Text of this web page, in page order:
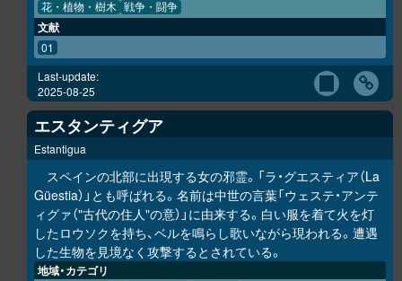
花・植物・樹木 戦争・闘争
文献
01
Last-update:
2025-08-25
エスタンティグア
Estantigua
スペインの北部に出現する女の邪霊。「ラ・グエスティア（La
Güestia）」とも呼ばれる。名前は中世の言葉「ウェステ・アンテ
ィグァ（"古代の住人"の意）」に由来する。白い服を着て火を灯
したロウソクを持ち、ベルを鳴らし歌いながら現われる。遭遇
した生物を見境なく攻撃するとされている。
地域・カテゴリ